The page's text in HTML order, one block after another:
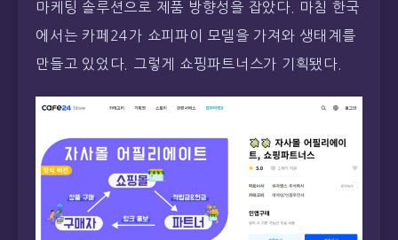
마케팅 솔루션으로 제품 방향성을 잡았다. 마침 한국
에서는 카페24가 쇼피파이 모델을 가져와 생태계를
만들고 있었다. 그렇게 쇼핑파트너스가 기획됐다.